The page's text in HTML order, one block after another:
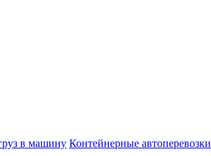
в машину Контейнерные автоперевозки